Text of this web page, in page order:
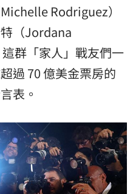
Rodriguez）
（Jordana
群「家人」戰友們一
過 70 億美金票房的
表。